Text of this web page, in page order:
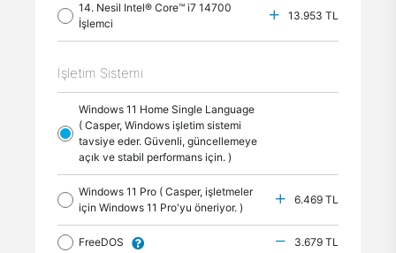
14. Nesil Intel® Core™ i7 14700
İşlemci
13.953 TL
İşletim Sistemi
Windows 11 Home Single Language
( Casper, Windows işletim sistemi
tavsiye eder. Güvenli, güncellemeye
açık ve stabil performans için. )
Windows 11 Pro ( Casper, işletmeler
için Windows 11 Pro'yu öneriyor. )
6.469 TL
FreeDOS 3.679 TL